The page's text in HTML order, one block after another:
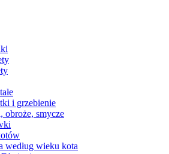
i grzebienie
obroże, smycze
według wieku kota